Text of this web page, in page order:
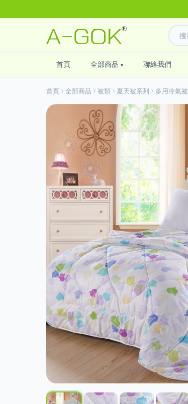
首頁 全部商品 聯絡我們
首頁 全部商品 被類 夏天被系列 多用冷氣被